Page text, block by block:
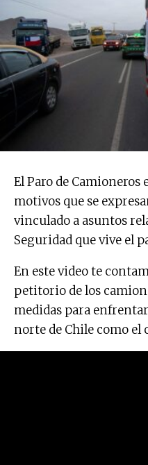
El Paro de
motivos que se
vinculado a asuntos
Seguridad que vive el
En este video te
petitorio de los
medidas para
norte de Chile como el